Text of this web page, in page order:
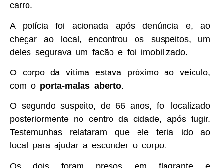
carro.
A polícia foi acionada após denúncia e, ao
chegar ao local, encontrou os suspeitos, um
deles segurava um facão e foi imobilizado.
O corpo da vítima estava próximo ao veículo,
com o porta-malas aberto.
O segundo suspeito, de 66 anos, foi localizado
posteriormente no centro da cidade, após fugir.
Testemunhas relataram que ele teria ido ao
local para ajudar a esconder o corpo.
Os dois foram presos em flagrante e